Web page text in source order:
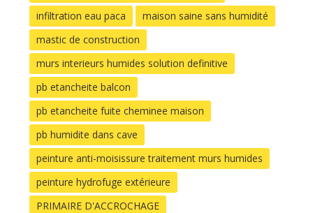
infiltration eau paca
maison saine sans humidité
mastic de construction
murs interieurs humides solution definitive
pb etancheite balcon
pb etancheite fuite cheminee maison
pb humidite dans cave
peinture anti-moisissure traitement murs humides
peinture hydrofuge extérieure
PRIMAIRE D'ACCROCHAGE